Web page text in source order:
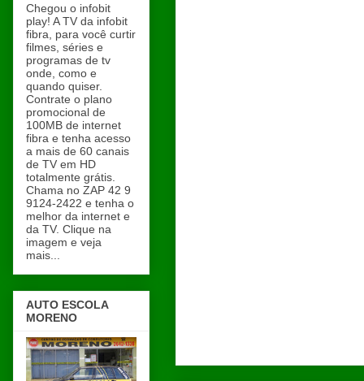
Chegou o infobit
play! A TV da infobit
fibra, para você curtir
filmes, séries e
programas de tv
onde, como e
quando quiser.
Contrate o plano
promocional de
100MB de internet
fibra e tenha acesso
a mais de 60 canais
de TV em HD
totalmente grátis.
Chama no ZAP 42 9
9124-2422 e tenha o
melhor da internet e
da TV. Clique na
imagem e veja
mais...
AUTO ESCOLA
MORENO